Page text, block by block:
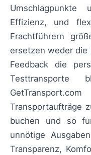
Effizienz, und
Frachtführern
ersetzen weder die
Feedback die
Testtransporte
Transportaufträge
buchen und so
unnötige
Transparenz,